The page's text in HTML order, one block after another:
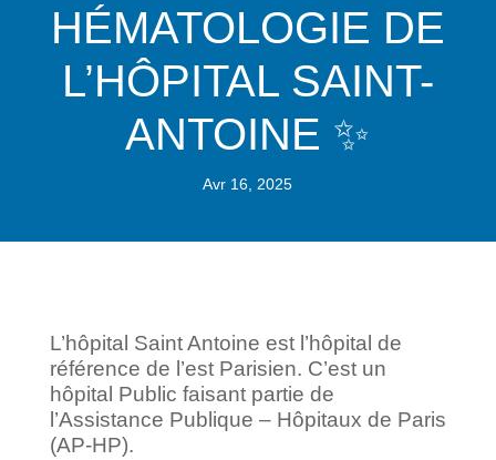
HÉMATOLOGIE DE
L’HÔPITAL SAINT-
ANTOINE ✨
Avr 16, 2025
L’hôpital Saint Antoine est l’hôpital de
référence de l’est Parisien. C’est un
hôpital Public faisant partie de
l’Assistance Publique – Hôpitaux de Paris
(AP-HP).